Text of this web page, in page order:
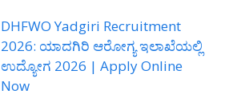
DHFWO Yadgiri Recruitment
2026: ಯಾದಗಿರಿ ಆರೋಗ್ಯ ಇಲಾಖೆಯಲ್ಲಿ
ಉದ್ಯೋಗ 2026 | Apply Online
Now